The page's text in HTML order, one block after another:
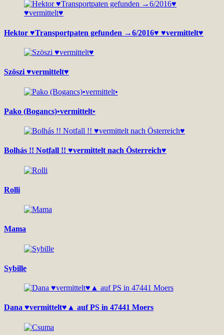
Hektor ♥Transportpaten gefunden →6/2016♥ ♥vermittelt♥
Szöszi ♥vermittelt♥
Pako (Bogancs)•vermittelt•
Bolhás !! Notfall !! ♥vermittelt nach Österreich♥
Rolli
Mama
Sybille
Dana ♥vermittelt♥▲ auf PS in 47441 Moers